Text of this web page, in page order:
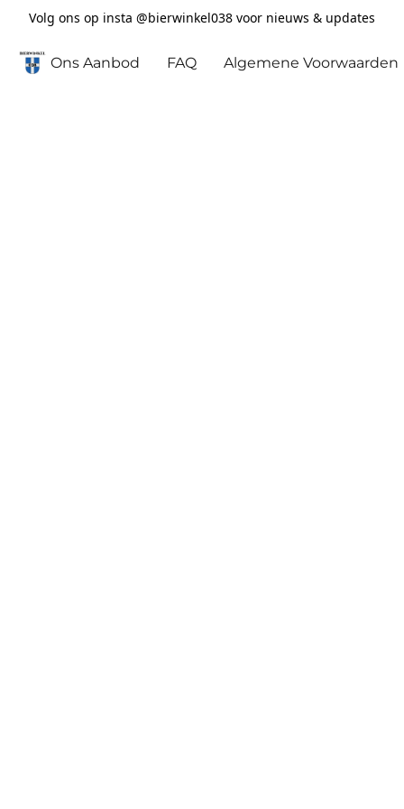
Volg ons op insta @bierwinkel038 voor nieuws & updates
Ons Aanbod FAQ Algemene Voorwaarden